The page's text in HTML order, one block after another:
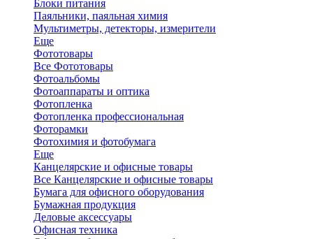
Блоки питания
Паяльники, паяльная химия
Мультиметры, детекторы, измерители
Еще
Фототовары
Все Фототовары
Фотоальбомы
Фотоаппараты и оптика
Фотопленка
Фотопленка профессиональная
Фоторамки
Фотохимия и фотобумага
Еще
Канцелярские и офисные товары
Все Канцелярские и офисные товары
Бумага для офисного оборудования
Бумажная продукция
Деловые аксессуары
Офисная техника